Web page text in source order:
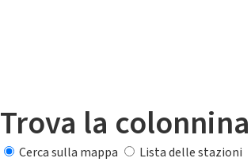
Trova la
Cerca sulla mappa
Lista delle stazioni